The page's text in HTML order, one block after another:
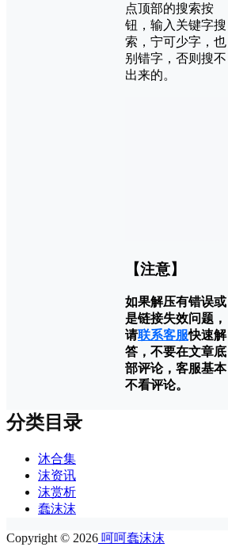
点顶部的搜索按
钮，输入关键字搜
索，宁可少字，也
别错字，否则搜不
出来的。
【注意】
如果解压有错误或
是链接失效问题，
请联系客服快速解
答，不要在文章底
部评论，客服基本
不看评论。
分类目录
沐合集
沫资讯
沫赏析
蠢沫沫
Copyright © 2026 呵呵蠢沫沫